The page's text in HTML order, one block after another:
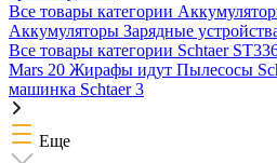
Все товары категории
Аккумуляторы Зарядные
Все товары категории Schtaer
Mars 20 Жирафы идут Пылесосы
машинка Schtaer 3
Еще